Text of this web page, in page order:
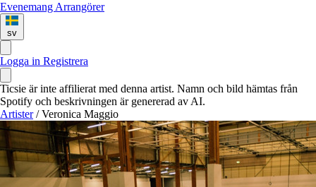
Evenemang Arrangörer
sv
Logga in Registrera
Ticsie är inte affilierat med denna artist. Namn och bild hämtas från
Spotify och beskrivningen är genererad av AI.
Artister / Veronica Maggio